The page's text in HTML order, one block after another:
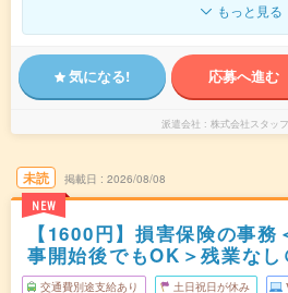
もっと見る
気になる! 応募へ進む
派遣会社 株式会社スタッ
未読
NEW
掲載日 2026/08/08
【1600円】損害保険の事
事開始後でもOK＞残業なし
交通費別途支給あり 土日祝日が休み